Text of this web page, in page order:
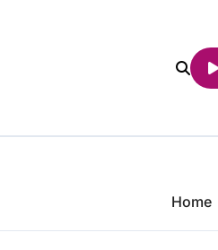
Home